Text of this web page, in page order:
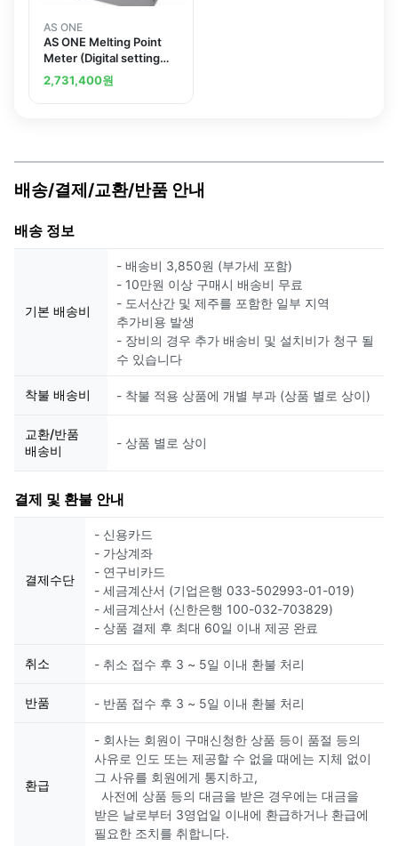
AS ONE
AS ONE Melting Point
Meter (Digital setting
type)and others
2,731,400원
배송/결제/교환/반품 안내
배송 정보
기본 배송비
- 배송비 3,850원 (부가세 포함)
- 10만원 이상 구매시 배송비 무료
- 도서산간 및 제주를 포함한 일부 지역
추가비용 발생
- 장비의 경우 추가 배송비 및 설치비가 청구 될
수 있습니다
착불 배송비 - 착불 적용 상품에 개별 부과 (상품 별로 상이)
교환/반품
배송비
- 상품 별로 상이
결제 및 환불 안내
결제수단
- 신용카드
- 가상계좌
- 연구비카드
- 세금계산서 (기업은행 033-502993-01-019)
- 세금계산서 (신한은행 100-032-703829)
- 상품 결제 후 최대 60일 이내 제공 완료
취소 - 취소 접수 후 3 ~ 5일 이내 환불 처리
반품 - 반품 접수 후 3 ~ 5일 이내 환불 처리
환급
- 회사는 회원이 구매신청한 상품 등이 품절 등의
사유로 인도 또는 제공할 수 없을 때에는 지체 없이
그 사유를 회원에게 통지하고,
사전에 상품 등의 대금을 받은 경우에는 대금을
받은 날로부터 3영업일 이내에 환급하거나 환급에
필요한 조치를 취합니다.